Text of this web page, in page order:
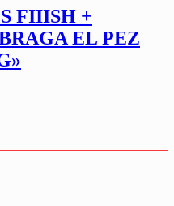
FIIISH +
EL PEZ